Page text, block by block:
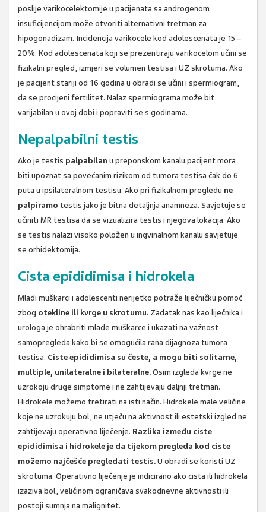
poslije varikocelektomije u pacijenata sa androgenom
insuficijencijom može otvoriti alternativni tretman za
hipogonadizam. Incidencija varikocele kod adolescenata je 15 –
20%. Kod adolescenata koji se prezentiraju varikocelom učini se
fizikalni pregled, izmjeri se volumen testisa i UZ skrotuma. Ako
je pacijent stariji od 16 godina u obradi se učini i spermiogram,
da se procijeni fertilitet. Nalaz spermiograma može bit
varijabilan u ovoj dobi i popraviti se s godinama.
Nepalpabilni testis
Ako je testis palpabilan u preponskom kanalu pacijent mora
biti upoznat sa povećanim rizikom od tumora testisa čak do 6
puta u ipsilateralnom testisu. Ako pri fizikalnom pregledu ne
palpiramo testis jako je bitna detaljnja anamneza. Savjetuje se
učiniti MR testisa da se vizualizira testis i njegova lokacija. Ako
se testis nalazi visoko položen u ingvinalnom kanalu savjetuje
se orhidektomija.
Cista epididimisa i hidrokela
Mladi muškarci i adolescenti nerijetko potraže liječničku pomoć
zbog otekline ili kvrge u skrotumu. Zadatak nas kao liječnika i
urologa je ohrabriti mlade muškarce i ukazati na važnost
samopregleda kako bi se omogućila rana dijagnoza tumora
testisa. Ciste epididimisa su česte, a mogu biti solitarne,
multiple, unilateralne i bilateralne.Osim izgleda kvrge ne
uzrokoju druge simptome i ne zahtijevaju daljnji tretman.
Hidrokele možemo tretirati na isti način. Hidrokele male veličine
koje ne uzrokuju bol, ne utječu na aktivnost ili estetski izgled ne
zahtijevaju operativno liječenje. Razlika između ciste
epididimisa i hidrokele je da tijekom pregleda kod ciste
možemo najčešće pregledati testis.U obradi se koristi UZ
skrotuma. Operativno liječenje je indicirano ako cista ili hidrokela
izaziva bol, veličinom ograničava svakodnevne aktivnosti ili
postoji sumnja na malignitet.